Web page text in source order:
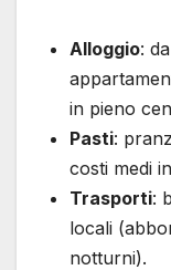
Alloggio:
in pieno
Pasti:
costi medi
Trasporti:
locali
notturni).